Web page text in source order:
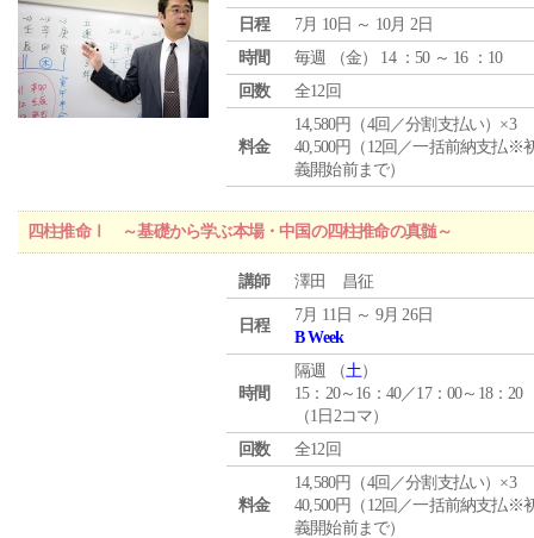
日程
7月 10日 ～ 10月 2日
時間
毎週 （金） 14 ：50 ～ 16 ：10
回数
全12回
料金
14,580円（4回／分割支払い）×3
40,500円（12回／一括前納支払※
義開始前まで）
四柱推命Ⅰ ～基礎から学ぶ本場・中国の四柱推命の真髄～
講師 澤田 昌征
日程
7月 11日 ～ 9月 26日
B Week
時間
隔週 （土）
15：20～16：40／17：00～18：20
（1日2コマ）
回数
全12回
料金
14,580円（4回／分割支払い）×3
40,500円（12回／一括前納支払※
義開始前まで）